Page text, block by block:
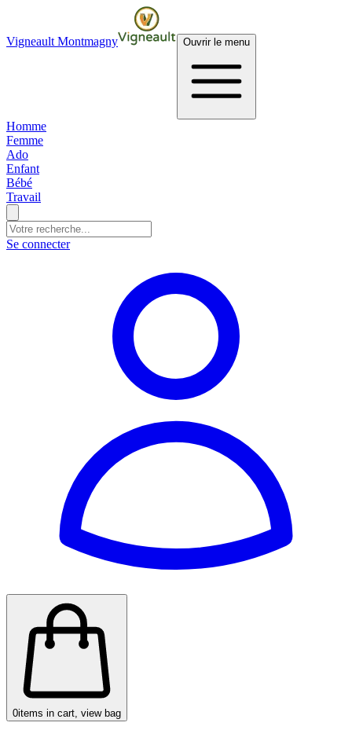
Vigneault Montmagny Ouvrir le menu
Homme
Femme
Ado
Enfant
Bébé
Travail
Se connecter
0items in cart, view bag